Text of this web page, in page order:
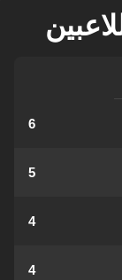
6
5
4
4